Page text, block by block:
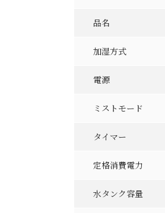
品名
加湿方式
電源
ミストモード
タイマー
定格消費電力
水タンク容量